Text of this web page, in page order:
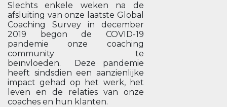
Slechts enkele weken na de
afsluiting van onze laatste Global
Coaching Survey in december
2019 begon de COVID-19
pandemie onze coaching
community te
beïnvloeden. Deze pandemie
heeft sindsdien een aanzienlijke
impact gehad op het werk, het
leven en de relaties van onze
coaches en hun klanten.